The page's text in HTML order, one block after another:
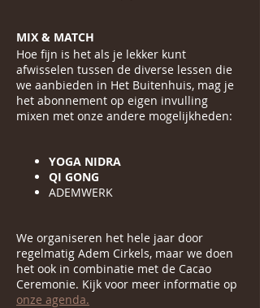
MIX & MATCH
Hoe fijn is het als je lekker kunt
afwisselen tussen de diverse lessen die
we aanbieden in Het Buitenhuis, mag je
het abonnement op eigen invulling
mixen met onze andere mogelijkheden:
YOGA NIDRA
QI GONG
ADEMWERK
We organiseren het hele jaar door
regelmatig Adem Cirkels, maar we doen
het ook in combinatie met de Cacao
Ceremonie. Kijk voor meer informatie op
onze agenda.